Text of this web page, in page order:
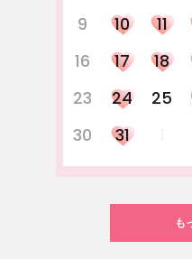
9
10 11
16
17 18
23
24 25
30
31
も